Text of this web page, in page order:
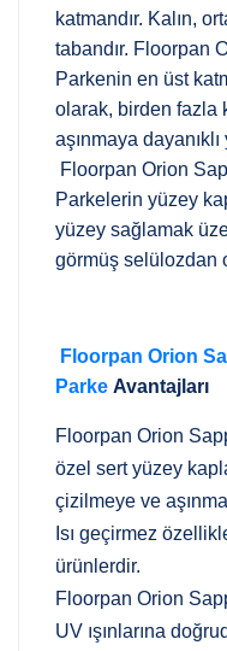
katmandır. Kalın,
tabandır. Floorpan
Parkenin en üst
olarak, birden fazla
aşınmaya
Floorpan Orion
Parkelerin yüzey
yüzey sağlamak
görmüş selülozdan
Floorpan Orion
Parke Avantajları
Floorpan Orion
özel sert yüzey
çizilmeye ve
Isı geçirmez
ürünlerdir.
Floorpan Orion
UV ışınlarına